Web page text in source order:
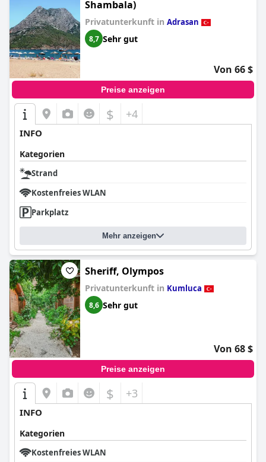
Shambala)
Privatunterkunft in Adrasan
8,7 Sehr gut
Von 66 $
Preise anzeigen
$ +4
INFO
Kategorien
Strand
Kostenfreies WLAN
Parkplatz
Mehr anzeigen
Sheriff, Olympos
Privatunterkunft in Kumluca
8,6 Sehr gut
Von 68 $
Preise anzeigen
$ +3
INFO
Kategorien
Kostenfreies WLAN